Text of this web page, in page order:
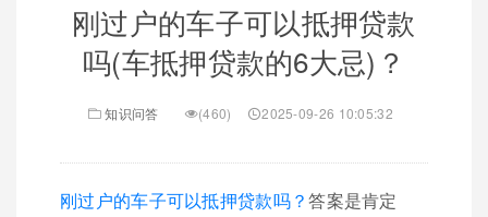
刚过户的车子可以抵押贷款
吗(车抵押贷款的6大忌)？
知识问答 (460) 2025-09-26 10:05:32
刚过户的车子可以抵押贷款吗？答案是肯定